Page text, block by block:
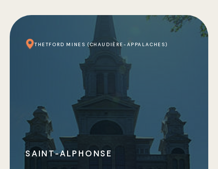
THETFORD MINES (CHAUDIÈRE-APPALACHES)
SAINT-ALPHONSE